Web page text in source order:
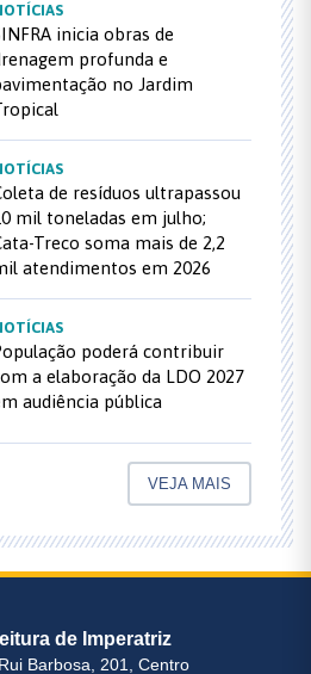
inicia obras de
profunda e
no Jardim
de resíduos ultrapassou
mil toneladas em julho;
Treco soma mais de 2,2
atendimentos em 2026
poderá contribuir
a elaboração da LDO 2027
audiência pública
VEJA MAIS
de Imperatriz
Barbosa, 201, Centro